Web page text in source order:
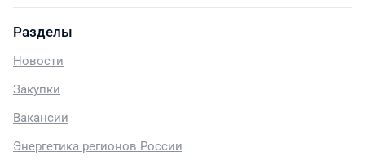
Разделы
Новости
Закупки
Вакансии
Энергетика регионов России